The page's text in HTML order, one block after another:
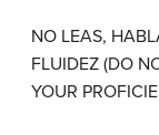
NO LEAS,
FLUIDEZ (DO
YOUR